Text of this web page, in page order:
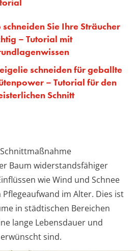
schneiden Sie Ihre Sträucher
– Tutorial mit
schneiden für geballte
– Tutorial für den
Schnitt
Baum widerstandsfähiger
wie Wind und Schnee
im Alter. Dies ist
in städtischen Bereichen
lange Lebensdauer und
sind.